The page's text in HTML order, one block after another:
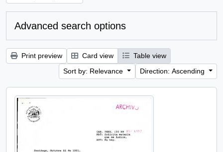
Advanced search options
Print preview Card view
Table view
Sort by: Relevance
Direction: Ascending